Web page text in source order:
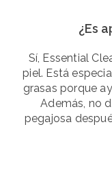
¿Es
Sí, Essential
piel. Está
grasas porque
Además, no
pegajosa